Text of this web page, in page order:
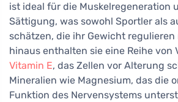
ist ideal für die Muskelregeneration
Sättigung, was sowohl Sportler als
schätzen, die ihr Gewicht
hinaus enthalten sie eine Reihe von
Vitamin E, das Zellen vor Alterung
Mineralien wie Magnesium, das die
Funktion des Nervensystems